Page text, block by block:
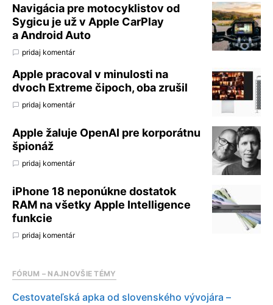
Navigácia pre motocyklistov od
Sygicu je už v Apple CarPlay
a Android Auto
pridaj komentár
Apple pracoval v minulosti na
dvoch Extreme čipoch, oba zrušil
pridaj komentár
Apple žaluje OpenAI pre korporátnu
špionáž
pridaj komentár
iPhone 18 neponúkne dostatok
RAM na všetky Apple Intelligence
funkcie
pridaj komentár
FÓRUM – NAJNOVŠIE TÉMY
Cestovateľská apka od slovenského vývojára –